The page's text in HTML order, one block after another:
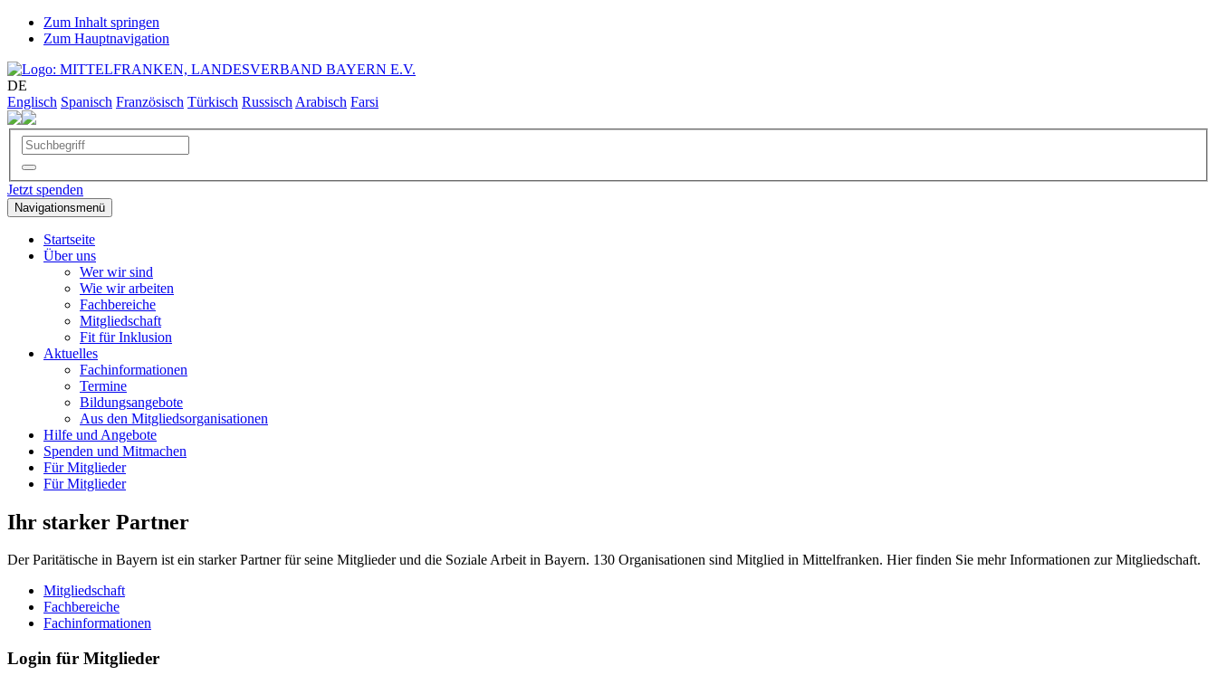
Zum Inhalt springen
Zum Hauptnavigation
DE
Englisch Spanisch Französisch Türkisch Russisch Arabisch Farsi
Jetzt spenden
Navigationsmenü
Startseite
Über uns
Wer wir sind
Wie wir arbeiten
Fachbereiche
Mitgliedschaft
Fit für Inklusion
Aktuelles
Fachinformationen
Termine
Bildungsangebote
Aus den Mitgliedsorganisationen
Hilfe und Angebote
Spenden und Mitmachen
Für Mitglieder
Für Mitglieder
Ihr starker Partner
Der Paritätische in Bayern ist ein starker Partner für seine Mitglieder und die Soziale Arbeit in Bayern. 130 Organisationen sind Mitglied in Mittelfranken. Hier finden Sie mehr Informationen zur Mitgliedschaft.
Mitgliedschaft
Fachbereiche
Fachinformationen
Login für Mitglieder